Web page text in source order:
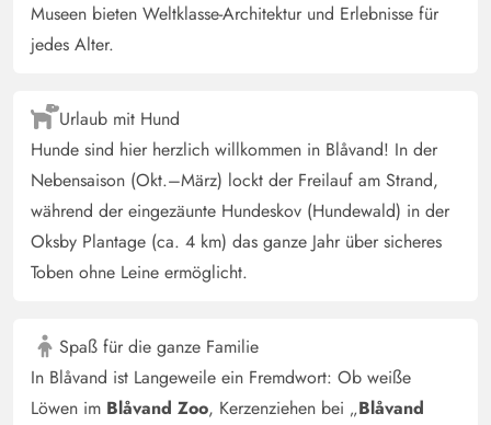
Museen bieten Weltklasse-Architektur und Erlebnisse für
jedes Alter.
Urlaub mit Hund
Hunde sind hier herzlich willkommen in Blåvand! In der
Nebensaison (Okt.–März) lockt der Freilauf am Strand,
während der eingezäunte Hundeskov (Hundewald) in der
Oksby Plantage (ca. 4 km) das ganze Jahr über sicheres
Toben ohne Leine ermöglicht.
Spaß für die ganze Familie
In Blåvand ist Langeweile ein Fremdwort: Ob weiße
Löwen im Blåvand Zoo, Kerzenziehen bei „Blåvand